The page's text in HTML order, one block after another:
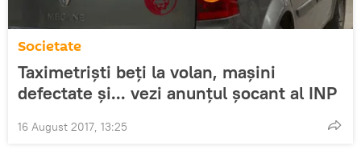
Societate
Taximetriști beți la volan, mașini
defectate și... vezi anunțul șocant al INP
16 August 2017, 13:25